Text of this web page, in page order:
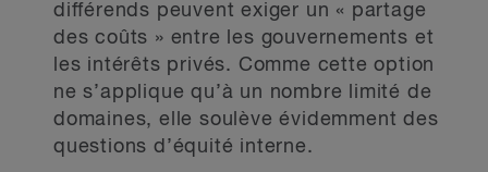
différends peuvent exiger un « partage
des coûts » entre les gouvernements et
les intérêts privés. Comme cette option
ne s’applique qu’à un nombre limité de
domaines, elle soulève évidemment des
questions d’équité interne.